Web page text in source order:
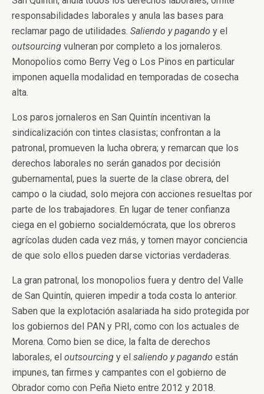
responsabilidades laborales y anula las bases para
reclamar pago de utilidades. Saliendo y pagando y el
outsourcing vulneran por completo a los jornaleros.
Monopolios como Berry Veg o Los Pinos en particular
imponen aquella modalidad en temporadas de cosecha
alta.
Los paros jornaleros en San Quintín incentivan la
sindicalización con tintes clasistas; confrontan a la
patronal, promueven la lucha obrera; y remarcan que los
derechos laborales no serán ganados por decisión
gubernamental, pues la suerte de la clase obrera, del
campo o la ciudad, solo mejora con acciones resueltas por
parte de los trabajadores. En lugar de tener confianza
ciega en el gobierno socialdemócrata, que los obreros
agrícolas duden cada vez más, y tomen mayor conciencia
de que solo ellos pueden darse victorias verdaderas.
La gran patronal, los monopolios fuera y dentro del Valle
de San Quintín, quieren impedir a toda costa lo anterior.
Saben que la explotación asalariada ha sido protegida por
los gobiernos del PAN y PRI, como con los actuales de
Morena. Como bien se dice, la falta de derechos
laborales, el outsourcing y el saliendo y pagando están
impunes, tan firmes y campantes con el gobierno de
Obrador como con Peña Nieto entre 2012 y 2018.